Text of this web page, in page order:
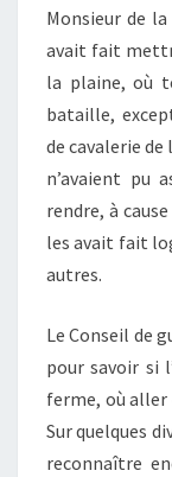
Monsieur de
avait fait
la plaine, où
bataille,
de cavalerie
n’avaient pu
rendre, à
les avait fait
autres.
Le Conseil de
pour savoir si
ferme, où
Sur quelques
reconnaître